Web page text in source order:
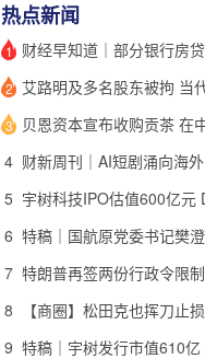
话题 特别呈现 私房课
热点新闻
1
2
3
4 财新周刊｜AI短剧涌向海外
5
6
7
8
9